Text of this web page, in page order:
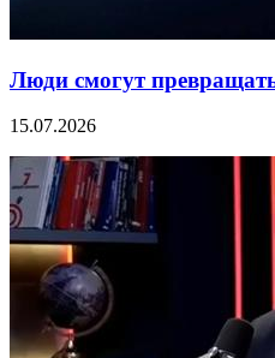
Люди смогут
15.07.2026